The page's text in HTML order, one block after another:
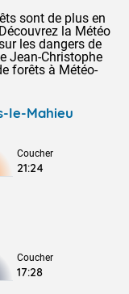
sont de plus en
la Météo
les dangers de
Jean-Christophe
forêts à Météo-
le-Mahieu
Coucher
21:24
Coucher
17:28